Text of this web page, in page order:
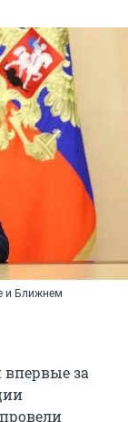
и Ближнем
за